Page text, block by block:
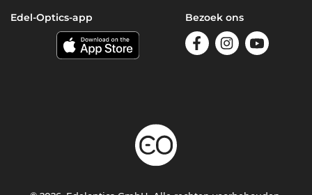
Edel-Optics-app Bezoek ons